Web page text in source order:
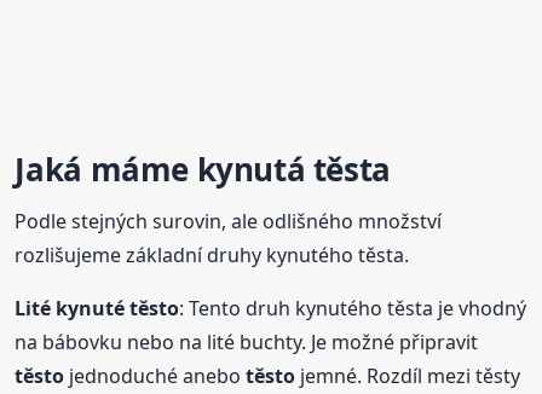
Jaká máme kynutá těsta
Podle stejných surovin, ale odlišného množství
rozlišujeme základní druhy kynutého těsta.
Lité kynutétěsto: Tento druh kynutého těsta je vhodný
na bábovku nebo na lité buchty. Je možné připravit
těsto jednoduché anebotěsto jemné. Rozdíl mezi těsty